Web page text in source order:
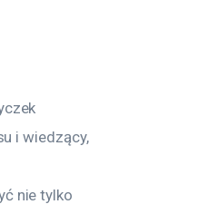
i wiedzący,
nie tylko